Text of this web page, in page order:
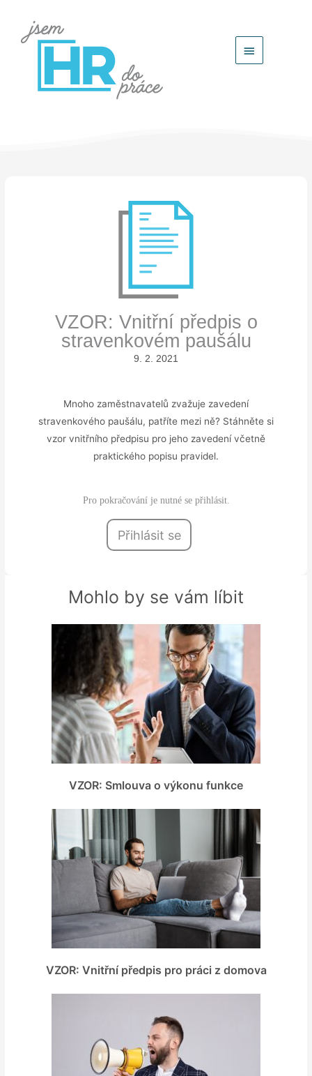
Hlavní
VZOR: Vnitřní předpis o
stravenkovém paušálu
9. 2. 2021
Mnoho zaměstnavatelů zvažuje zavedení
stravenkového paušálu, patříte mezi ně? Stáhněte si
vzor vnitřního předpisu pro jeho zavedení včetně
praktického popisu pravidel.
Pro pokračování je nutné se přihlásit.
Přihlásit se
Mohlo by se vám líbit
VZOR: Smlouva o výkonu funkce
VZOR: Vnitřní předpis pro práci z domova